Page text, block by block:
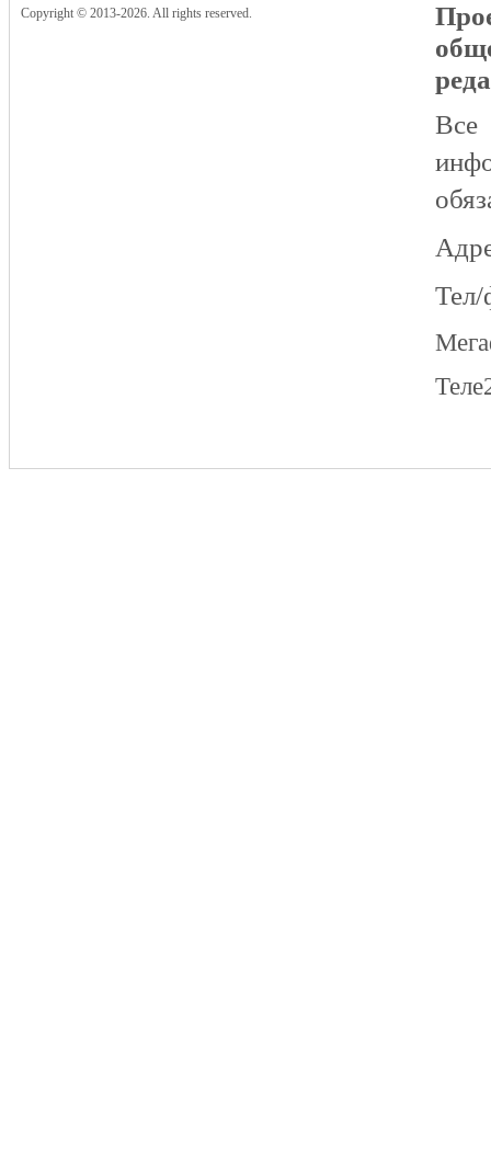
Copyright © 2013-2026. All rights reserved.